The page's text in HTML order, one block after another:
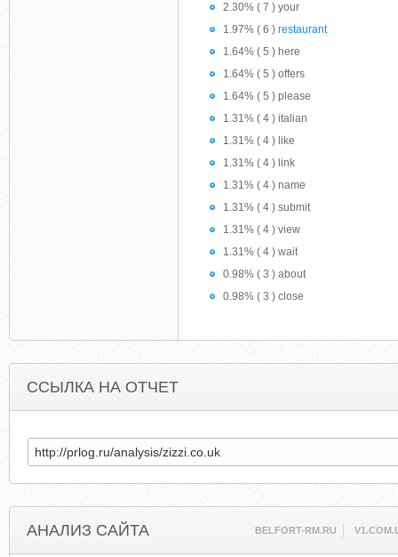
2.30% ( 7 ) your
1.97% ( 6 ) restaurant
1.64% ( 5 ) here
1.64% ( 5 ) offers
1.64% ( 5 ) please
1.31% ( 4 ) italian
1.31% ( 4 ) like
1.31% ( 4 ) link
1.31% ( 4 ) name
1.31% ( 4 ) submit
1.31% ( 4 ) view
1.31% ( 4 ) wait
0.98% ( 3 ) about
0.98% ( 3 ) close
ССЫЛКА НА ОТЧЕТ
АНАЛИЗ САЙТА BELFORT-RM.RU